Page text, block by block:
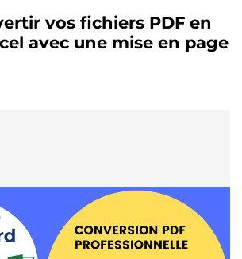
vos fichiers PDF en
avec une mise en page